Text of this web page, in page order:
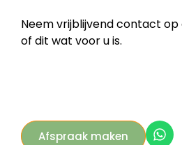
Neem vrijblijvend contact
of dit wat voor u is.
Afspraak maken